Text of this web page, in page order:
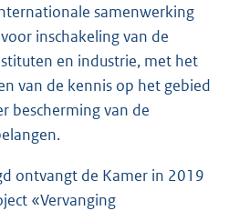
samenwerking
inschakeling van de
en industrie, met het
van de kennis op het gebied
bescherming van de
ontvangt de Kamer in 2019
«Vervanging